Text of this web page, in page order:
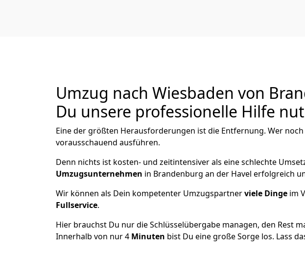
Umzug nach Wiesbaden von
Du unsere professionelle Hilfe
Eine der größten Herausforderungen ist die Entfernung. Wer
vorausschauend ausführen.
Denn nichts ist kosten- und zeitintensiver als eine schlechte
Umzugsunternehmen in Brandenburg an der Havel erfolgreich
Wir können als Dein kompetenter Umzugspartnerviele Dinge im
Fullservice.
Hier brauchst Du nur die Schlüsselübergabe managen, den Rest
Innerhalb von nur 4 Minuten bist Du eine große Sorge los. Lass